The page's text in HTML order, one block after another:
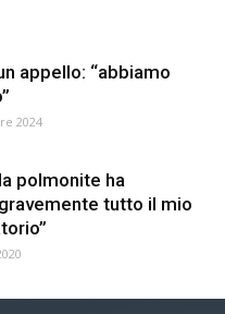
appello: “abbiamo
2024
polmonite ha
tutto il mio